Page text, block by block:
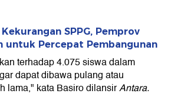
SPPG, Pemprov
untuk Percepat Pembangunan
terhadap 4.075 siswa dalam
dapat dibawa pulang atau
lama," kata Basiro dilansirAntara.